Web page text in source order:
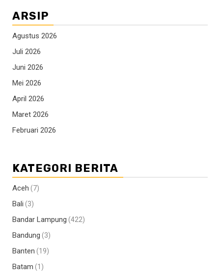
ARSIP
Agustus 2026
Juli 2026
Juni 2026
Mei 2026
April 2026
Maret 2026
Februari 2026
KATEGORI BERITA
Aceh (7)
Bali (3)
Bandar Lampung (422)
Bandung (3)
Banten (19)
Batam (1)